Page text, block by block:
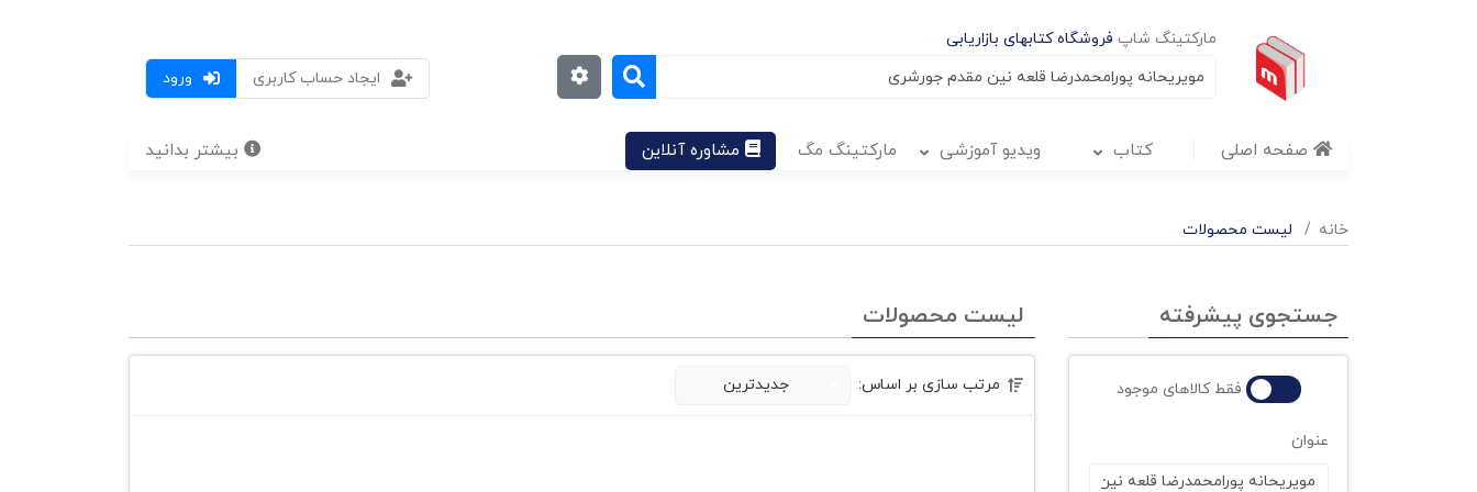
مارکتینگ شاپ فروشگاه کتابهای بازاریابی
ورود
ایجاد حساب کاربری
صفحه اصلی کتاب ویدیو آموزشی مارکتینگ مگ مشاوره آنلاین بیشتر بدانید
خانه لیست محصولات
جستجوی پیشرفته
فقط کالاهای موجود
عنوان
لیست محصولات
مرتب سازی بر اساس: جدیدترین